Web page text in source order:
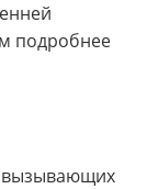
подробнее
вызывающих